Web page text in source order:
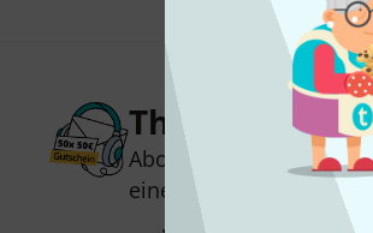
Thomann
Abonniere den
einen von
50